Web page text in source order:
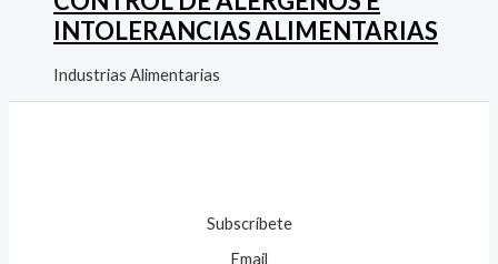
INTOLERANCIAS ALIMENTARIAS
Industrias Alimentarias
Subscríbete
Email